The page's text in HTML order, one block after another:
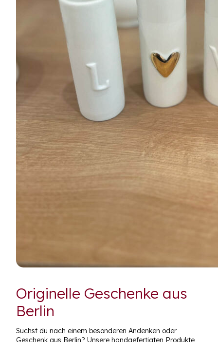
Originelle Geschenke aus
Berlin
Suchst du nach einem besonderen Andenken oder